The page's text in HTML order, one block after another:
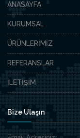
ANASAYFA
KURUMSAL
ÜRÜNLERİMİZ
REFERANSLAR
İLETİŞİM
Bize Ulaşın